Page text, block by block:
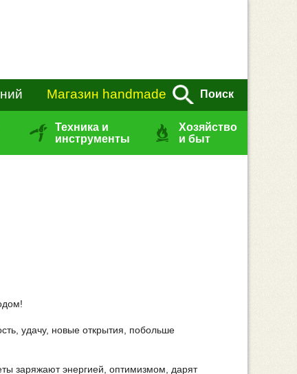
Магазин handmade Поиск
Техника и
инструменты
Хозяйство
и быт
удачу, новые открытия, побольше
заряжают энергией, оптимизмом, дарят